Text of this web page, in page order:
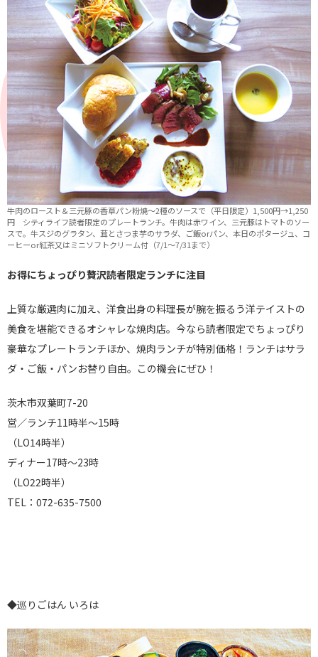
牛肉のロースト＆三元豚の香草パン粉焼～2種のソースで（平日限定）1,500円→1,250
円 シティライフ読者限定のプレートランチ。牛肉は赤ワイン、三元豚はトマトのソー
スで。牛スジのグラタン、茸とさつま芋のサラダ、ご飯orパン、本日のポタージュ、コ
ーヒーor紅茶又はミニソフトクリーム付（7/1～7/31まで）
お得にちょっぴり贅沢読者限定ランチに注目
上質な厳選肉に加え、洋食出身の料理長が腕を振るう洋テイストの
美食を堪能できるオシャレな焼肉店。今なら読者限定でちょっぴり
豪華なプレートランチほか、焼肉ランチが特別価格！ランチはサラ
ダ・ご飯・パンお替り自由。この機会にぜひ！
茨木市双葉町7-20
営／ランチ11時半～15時
（LO14時半）
ディナー17時～23時
（LO22時半）
TEL：072-635-7500
◆巡りごはん いろは